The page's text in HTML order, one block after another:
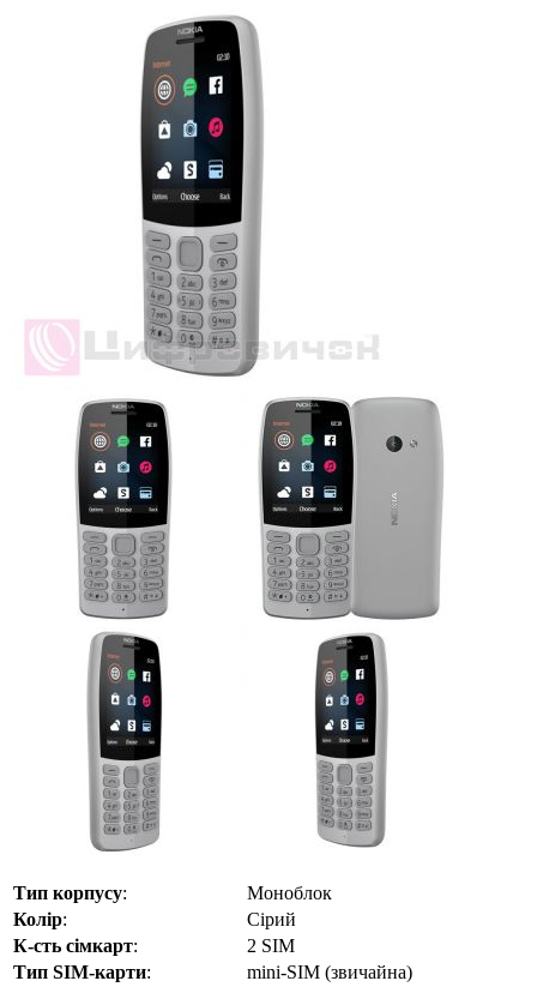
Тип корпусу:
Моноблок
Колір:
Сірий
К-сть сімкарт:
2 SIM
Тип SIM-карти: mini-SIM (звичайна)